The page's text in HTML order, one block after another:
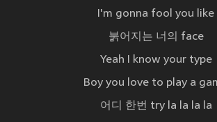
I'm gonna fool you like
붉어지는 너의 face
Yeah I know your type
Boy you love to play a
어디 한번 try la la la la